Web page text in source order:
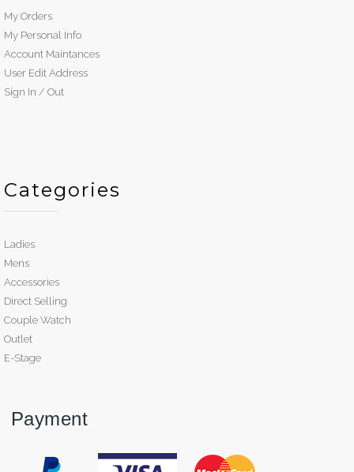
My Orders
My Personal Info
Account Maintances
User Edit Address
Sign In / Out
Categories
Ladies
Mens
Accessories
Direct Selling
Couple Watch
Outlet
E-Stage
Payment